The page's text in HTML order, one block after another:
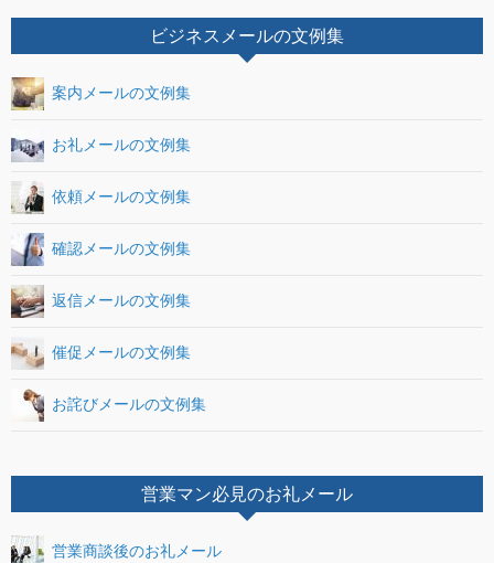
ビジネスメールの文例集
案内メールの文例集
お礼メールの文例集
依頼メールの文例集
確認メールの文例集
返信メールの文例集
催促メールの文例集
お詫びメールの文例集
営業マン必見のお礼メール
営業商談後のお礼メール